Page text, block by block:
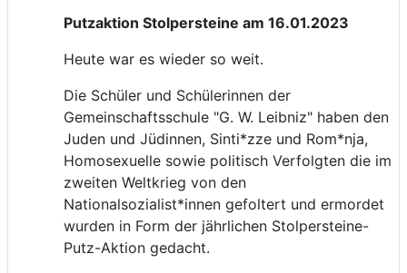
Putzaktion Stolpersteine am 16.01.2023
Heute war es wieder so weit.
Die Schüler und Schülerinnen der
Gemeinschaftsschule "G. W. Leibniz" haben den
Juden und Jüdinnen, Sinti*zze und Rom*nja,
Homosexuelle sowie politisch Verfolgten die im
zweiten Weltkrieg von den
Nationalsozialist*innen gefoltert und ermordet
wurden in Form der jährlichen Stolpersteine-
Putz-Aktion gedacht.